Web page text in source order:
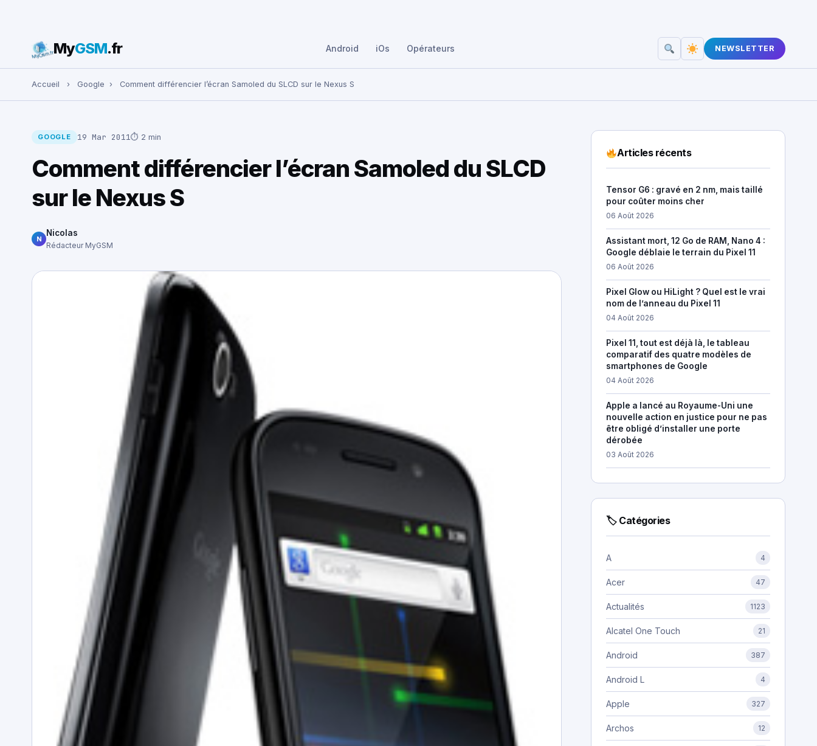
Rechercher :
MyGSM.fr Android iOs Opérateurs NEWSLETTER
Accueil › Google › Comment différencier l’écran Samoled du SLCD sur le Nexus S
GOOGLE 19 Mar 2011⏱ 2 min
Comment différencier l’écran Samoled du SLCD
sur le Nexus S
N
Nicolas
Rédacteur MyGSM
Articles récents
Tensor G6 : gravé en 2 nm, mais taillé
pour coûter moins cher
06 Août 2026
Assistant mort, 12 Go de RAM, Nano 4 :
Google déblaie le terrain du Pixel 11
06 Août 2026
Pixel Glow ou HiLight ? Quel est le vrai
nom de l’anneau du Pixel 11
04 Août 2026
Pixel 11, tout est déjà là, le tableau
comparatif des quatre modèles de
smartphones de Google
04 Août 2026
Apple a lancé au Royaume-Uni une
nouvelle action en justice pour ne pas
être obligé d’installer une porte
dérobée
03 Août 2026
🏷 Catégories
A 4
Acer 47
Actualités 1123
Alcatel One Touch 21
Android 387
Android L 4
Apple 327
Archos 12